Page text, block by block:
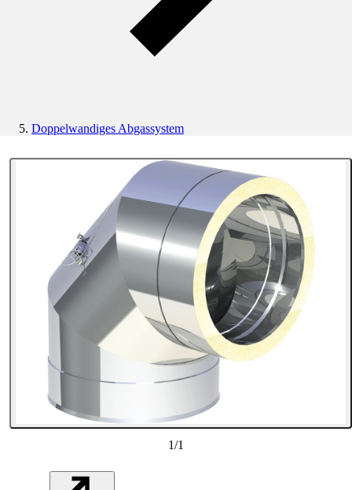
Doppelwandiges Abgassystem
1/1